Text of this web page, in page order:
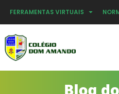
FERRAMENTAS VIRTUAIS
Blog